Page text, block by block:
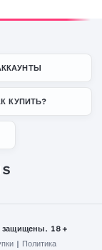
КУПИТЬ?
18+
| Политика